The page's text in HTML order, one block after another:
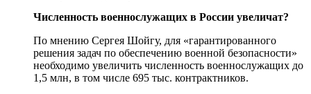
Численность военнослужащих в России увеличат?
По мнению Сергея Шойгу, для «гарантированного
решения задач по обеспечению военной безопасности»
необходимо увеличить численность военнослужащих до
1,5 млн, в том числе 695 тыс. контрактников.